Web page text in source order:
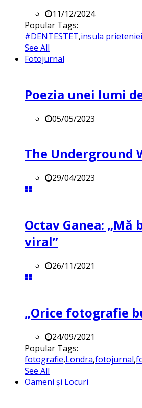
11/12/2024
Popular Tags:
#DENTESTET,insula prieteniei
See All
Fotojurnal
Poezia unei lumi
05/05/2023
The Underground
29/04/2023
Octav Ganea:
viral”
26/11/2021
„Orice fotografie
24/09/2021
Popular Tags:
fotografie,Londra,fotojurnal,
See All
Oameni și Locuri